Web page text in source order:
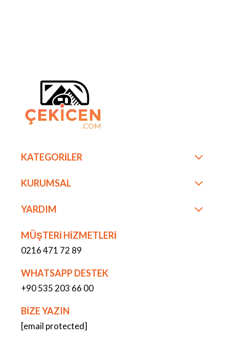
KATEGORİLER
KURUMSAL
YARDIM
MÜŞTERİ HİZMETLERİ
0216 471 72 89
WHATSAPP DESTEK
+90 535 203 66 00
BİZE YAZIN
[email protected]